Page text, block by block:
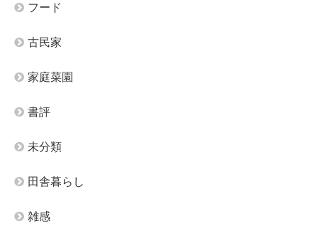
フード
古民家
家庭菜園
書評
未分類
田舎暮らし
雑感